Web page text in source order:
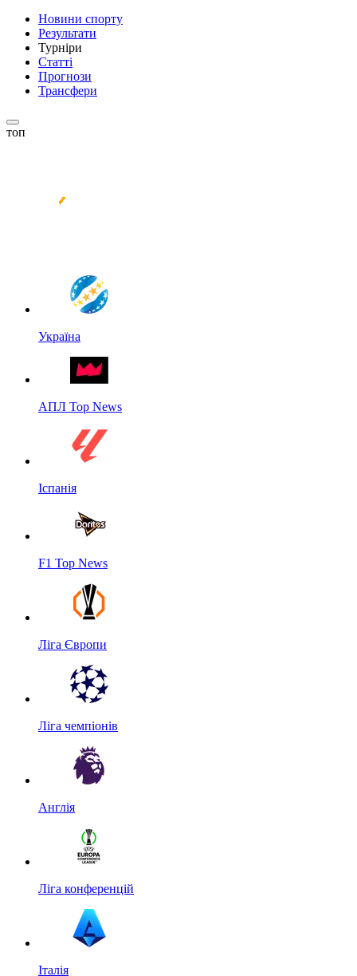
Новини спорту
Результати
Турніри
Статті
Прогнози
Трансфери
топ
Україна
АПЛ Top News
Іспанія
F1 Top News
Ліга Європи
Ліга чемпіонів
Англія
Ліга конференцій
Італія